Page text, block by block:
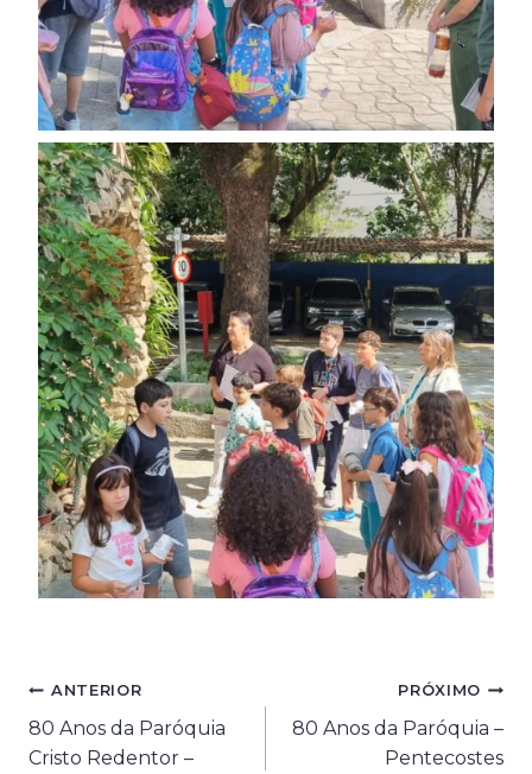
Navegação
de
ANTERIOR
80 Anos da Paróquia
Cristo Redentor –
PRÓXIMO
80 Anos da Paróquia –
Pentecostes